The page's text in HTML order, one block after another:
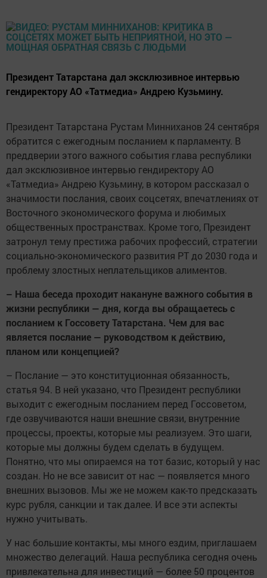
Президент Татарстана дал эксклюзивное интервью
гендиректору АО «Татмедиа» Андрею Кузьмину.
Президент Татарстана Рустам Минниханов 24 сентября
обратится с ежегодным посланием к парламенту. В
преддверии этого важного события глава республики
дал эксклюзивное интервью гендиректору АО
«Татмедиа» Андрею Кузьмину, в котором рассказал о
значимости послания, своих соцсетях, впечатлениях от
Восточного экономического форума и любимых
общественных пространствах. Кроме того, Президент
затронул тему престижа рабочих профессий, стратегии
социально-экономического развития РТ до 2030 года и
проблему злостных неплательщиков алиментов.
– Наша беседа проходит накануне важного события в
жизни республики — дня, когда вы обращаетесь с
посланием к Госсовету Татарстана. Чем для вас
является послание — руководством к действию,
планом или концепцией?
– Послание — это конституционная обязанность,
статья 94. В ней указано, что Президент республики
выходит с ежегодным посланием перед Госсоветом,
где озвучиваются наши внешние связи, внутренние
процессы, проекты, которые мы реализуем. Это шаги,
которые мы должны будем сделать в будущем.
Понятно, что мы опираемся на тот базис, который у нас
создан. Но не все зависит от нас — появляется много
внешних вызовов. Мы же не можем как-то предсказать
курс рубля, санкции и так далее. И все эти аспекты
нужно учитывать.
У нас большие контакты, мы много ездим, приглашаем
множество делегаций. Наша республика сегодня очень
привлекательна для инвестиций — более 50 процентов